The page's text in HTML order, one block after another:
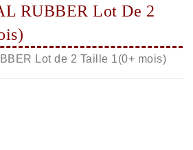
RUBBER Lot De 2
Lot de 2 Taille 1(0+ mois)